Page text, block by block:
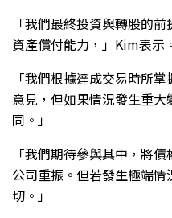
「我們最終投資與轉股的
資產償付能力，」Kim表示
「我們根據達成交易時所
意見，但如果情況發生重
同。」
「我們期待參與其中，將
公司重振。但若發生極端
切。」